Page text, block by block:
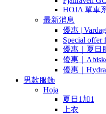
HOJA 單車
最新消息
優惠 |
Special offer
優惠｜夏日
優惠｜
優惠｜
男款服飾
Hoja
夏日1加1
上衣